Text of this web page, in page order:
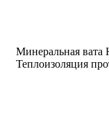
Минеральная вата
Теплоизоляция